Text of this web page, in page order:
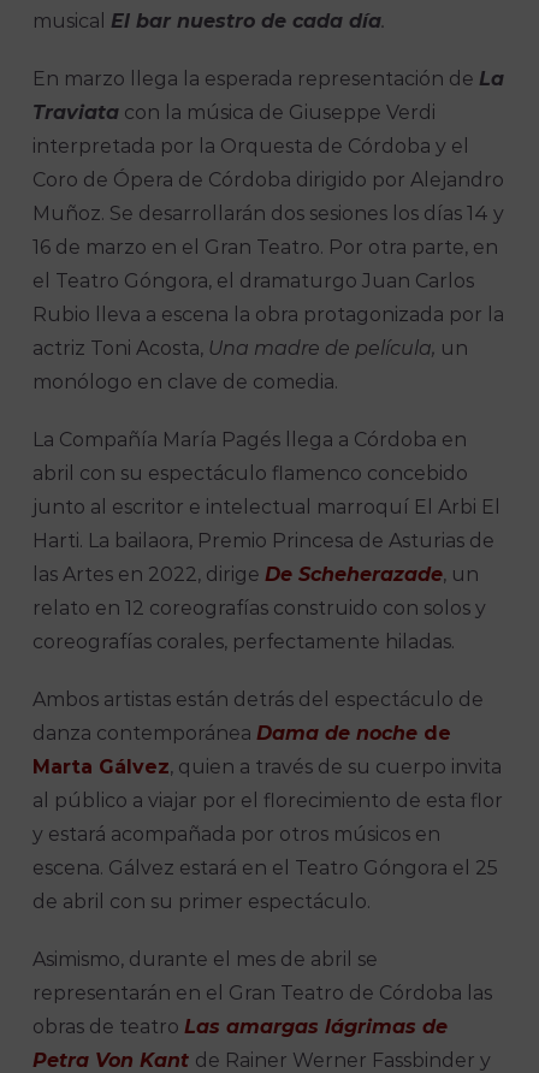
musical El bar nuestro de cada día.
En marzo llega la esperada representación de La
Traviata con la música de Giuseppe Verdi
interpretada por la Orquesta de Córdoba y el
Coro de Ópera de Córdoba dirigido por Alejandro
Muñoz. Se desarrollarán dos sesiones los días 14 y
16 de marzo en el Gran Teatro. Por otra parte, en
el Teatro Góngora, el dramaturgo Juan Carlos
Rubio lleva a escena la obra protagonizada por la
actriz Toni Acosta, Una madre de película, un
monólogo en clave de comedia.
La Compañía María Pagés llega a Córdoba en
abril con su espectáculo flamenco concebido
junto al escritor e intelectual marroquí El Arbi El
Harti. La bailaora, Premio Princesa de Asturias de
las Artes en 2022, dirige De Scheherazade, un
relato en 12 coreografías construido con solos y
coreografías corales, perfectamente hiladas.
Ambos artistas están detrás del espectáculo de
danza contemporánea Dama de noche de
Marta Gálvez, quien a través de su cuerpo invita
al público a viajar por el florecimiento de esta flor
y estará acompañada por otros músicos en
escena. Gálvez estará en el Teatro Góngora el 25
de abril con su primer espectáculo.
Asimismo, durante el mes de abril se
representarán en el Gran Teatro de Córdoba las
obras de teatro Las amargas lágrimas de
Petra Von Kant de Rainer Werner Fassbinder y